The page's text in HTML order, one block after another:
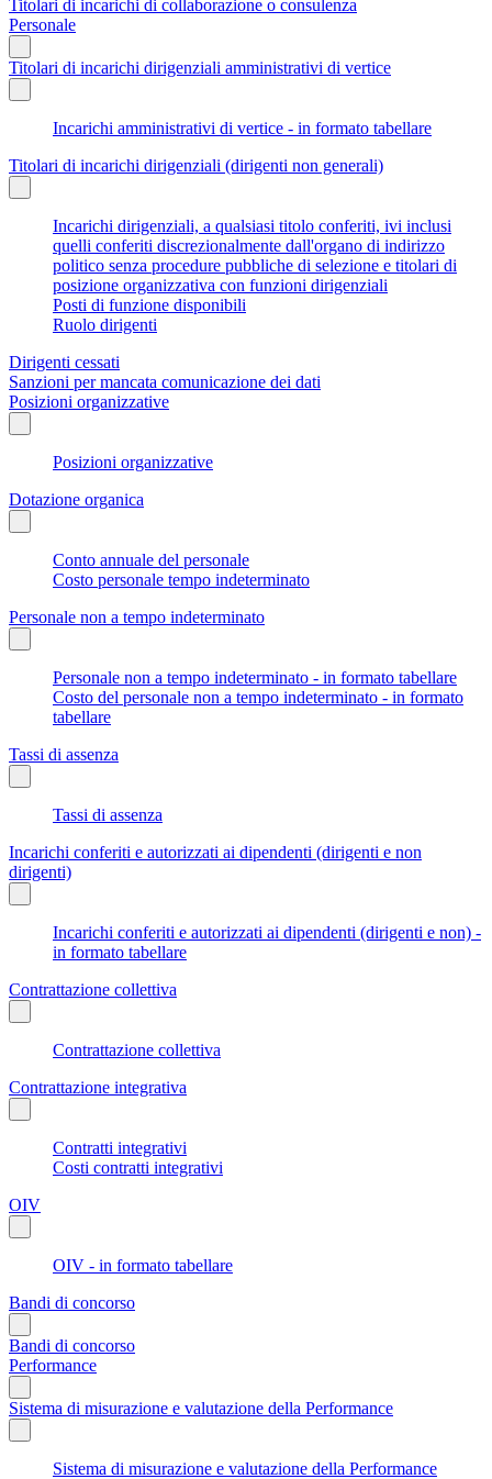
Titolari di incarichi di collaborazione o consulenza
Personale
Titolari di incarichi dirigenziali amministrativi di vertice
Incarichi amministrativi di vertice - in formato tabellare
Titolari di incarichi dirigenziali (dirigenti non generali)
Incarichi dirigenziali, a qualsiasi titolo conferiti, ivi inclusi
quelli conferiti discrezionalmente dall'organo di indirizzo
politico senza procedure pubbliche di selezione e titolari di
posizione organizzativa con funzioni dirigenziali
Posti di funzione disponibili
Ruolo dirigenti
Dirigenti cessati
Sanzioni per mancata comunicazione dei dati
Posizioni organizzative
Posizioni organizzative
Dotazione organica
Conto annuale del personale
Costo personale tempo indeterminato
Personale non a tempo indeterminato
Personale non a tempo indeterminato - in formato tabellare
Costo del personale non a tempo indeterminato - in formato
tabellare
Tassi di assenza
Tassi di assenza
Incarichi conferiti e autorizzati ai dipendenti (dirigenti e non
dirigenti)
Incarichi conferiti e autorizzati ai dipendenti (dirigenti e non) -
in formato tabellare
Contrattazione collettiva
Contrattazione collettiva
Contrattazione integrativa
Contratti integrativi
Costi contratti integrativi
OIV
OIV - in formato tabellare
Bandi di concorso
Bandi di concorso
Performance
Sistema di misurazione e valutazione della Performance
Sistema di misurazione e valutazione della Performance